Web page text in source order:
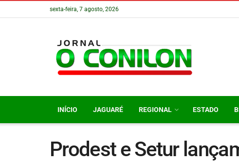
sexta-feira, 7 agosto, 2026
INÍCIO JAGUARÉ REGIONAL ESTADO
Prodest e Setur